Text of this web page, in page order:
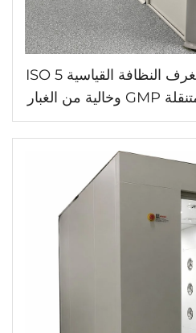
نظام HVAC المحمول لغرف النظافة القياسية ISO 5